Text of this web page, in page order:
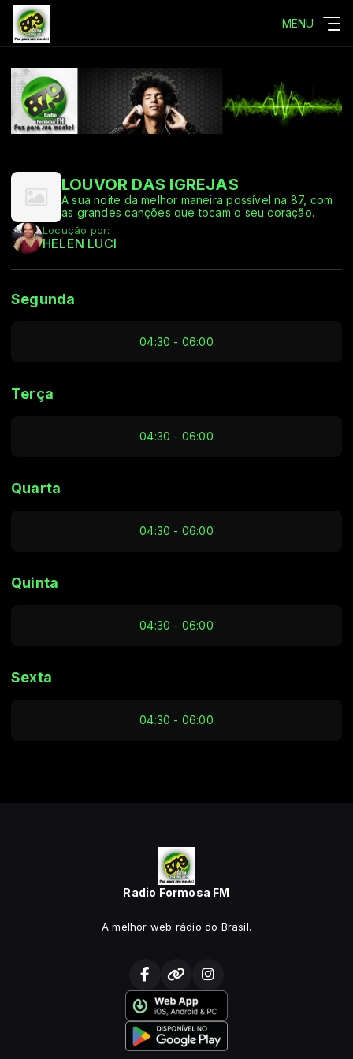
MENU
LOUVOR DAS IGREJAS
A sua noite da melhor maneira possível na 87, com
as grandes canções que tocam o seu coração.
Locução por:
HELEN LUCI
Segunda
04:30 - 06:00
Terça
04:30 - 06:00
Quarta
04:30 - 06:00
Quinta
04:30 - 06:00
Sexta
04:30 - 06:00
Radio Formosa FM
A melhor web rádio do Brasil.